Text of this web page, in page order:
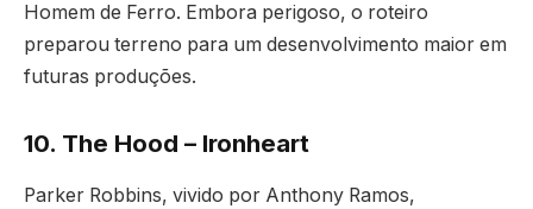
Homem de Ferro. Embora perigoso, o roteiro
preparou terreno para um desenvolvimento maior em
futuras produções.
10. The Hood – Ironheart
Parker Robbins, vivido por Anthony Ramos,